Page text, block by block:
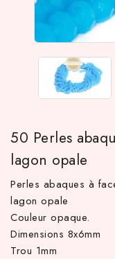
d'achat hors frais
50 Perles
lagon opale
Perles abaques à
lagon opale
Couleur opaque.
Dimensions 8x6mm
Trou 1mm